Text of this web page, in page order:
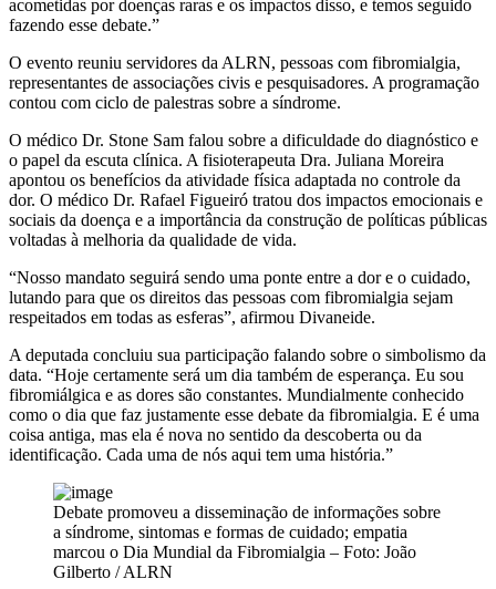
acometidas por doenças raras e os impactos disso, e temos seguido
fazendo esse debate.”
O evento reuniu servidores da ALRN, pessoas com fibromialgia,
representantes de associações civis e pesquisadores. A programação
contou com ciclo de palestras sobre a síndrome.
O médico Dr. Stone Sam falou sobre a dificuldade do diagnóstico e
o papel da escuta clínica. A fisioterapeuta Dra. Juliana Moreira
apontou os benefícios da atividade física adaptada no controle da
dor. O médico Dr. Rafael Figueiró tratou dos impactos emocionais e
sociais da doença e a importância da construção de políticas públicas
voltadas à melhoria da qualidade de vida.
“Nosso mandato seguirá sendo uma ponte entre a dor e o cuidado,
lutando para que os direitos das pessoas com fibromialgia sejam
respeitados em todas as esferas”, afirmou Divaneide.
A deputada concluiu sua participação falando sobre o simbolismo da
data. “Hoje certamente será um dia também de esperança. Eu sou
fibromiálgica e as dores são constantes. Mundialmente conhecido
como o dia que faz justamente esse debate da fibromialgia. E é uma
coisa antiga, mas ela é nova no sentido da descoberta ou da
identificação. Cada uma de nós aqui tem uma história.”
Debate promoveu a disseminação de informações sobre
a síndrome, sintomas e formas de cuidado; empatia
marcou o Dia Mundial da Fibromialgia – Foto: João
Gilberto / ALRN